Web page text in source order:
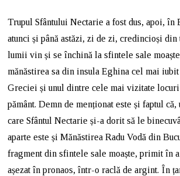
Trupul Sfântului Nectarie a fost dus, apoi, în
atunci și până astăzi, zi de zi, credincioși
lumii vin și se închină la sfintele sale
mănăstirea sa din insula Eghina cel mai
Greciei și unul dintre cele mai vizitate
pământ. Demn de menționat este și faptul
care Sfântul Nectarie și-a dorit să le
aparte este și Mănăstirea Radu Vodă din
fragment din sfintele sale moaște, primit în
așezat în pronaos, într-o raclă de argint. În